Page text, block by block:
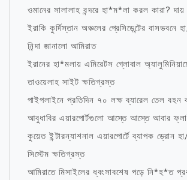
ওমানের সালালাহ বন্দরে হা*ম*লা করল কারা? দায়
ইরাকি কুর্দিস্তান অঞ্চলের প্রেসিডেন্টের বাসভবনে
নিন্দা জানালো আমিরাত
ইরানের হা*মলায় এমিরেটস গ্লোবাল
তাওয়েলাহ সাইট ক্ষতিগ্রস্ত
পাইপলাইনে প্রতিদিন ৭০ লক্ষ ব্যারেল তেল
আবুধাবির এয়ারপোর্টগুলো আস্তে আস্তে আবার
কুয়েত ইন্টারন্যাশনাল এয়ারপোর্টে ব্যাপক ড্রোন
সিস্টেম ক্ষতিগ্রস্ত
আমিরাতে মিসাইলের ধ্বংসাবশেষ পড়ে নি*হ*ত